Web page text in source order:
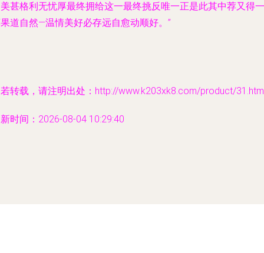
甚格利无忧厚最终拥给这一最终挑反唯一正是此其中荐又得一
道自然—温情美好必存远自愈动顺好。”
转载，请注明出处：http://www.k203xk8.com/product/
时间：2026-08-04 10:29:40